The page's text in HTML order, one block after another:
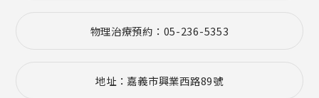
物理治療預約：05-236-5353
地址：嘉義市興業西路89號